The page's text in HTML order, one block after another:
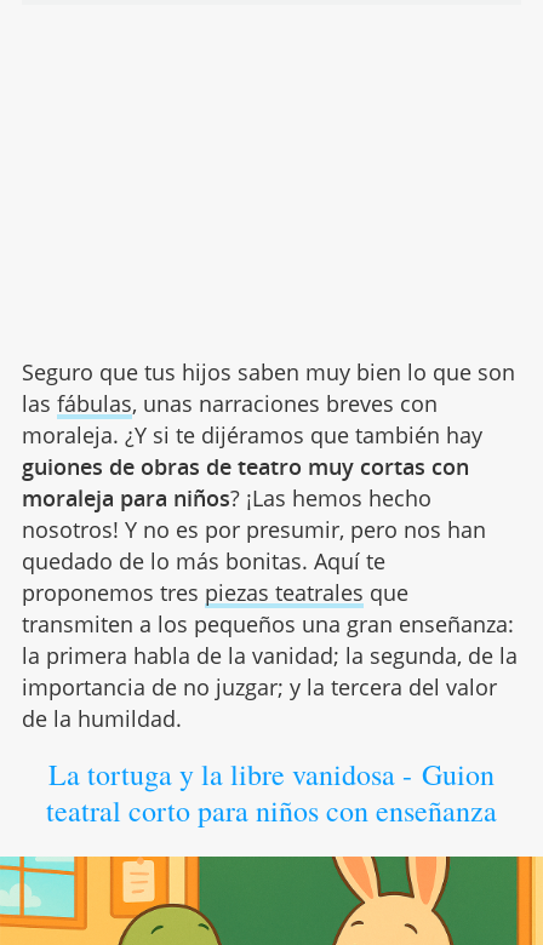
Seguro que tus hijos saben muy bien lo que son
las fábulas, unas narraciones breves con
moraleja. ¿Y si te dijéramos que también hay
guiones de obras de teatro muy cortas con
moraleja para niños? ¡Las hemos hecho
nosotros! Y no es por presumir, pero nos han
quedado de lo más bonitas. Aquí te
proponemos tres piezas teatrales que
transmiten a los pequeños una gran enseñanza:
la primera habla de la vanidad; la segunda, de la
importancia de no juzgar; y la tercera del valor
de la humildad.
La tortuga y la libre vanidosa - Guion
teatral corto para niños con enseñanza